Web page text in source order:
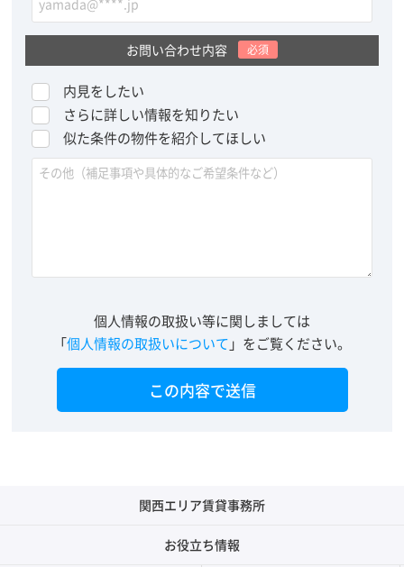
お問い合わせ内容 必須
内見をしたい
さらに詳しい情報を知りたい
似た条件の物件を紹介してほしい
個人情報の取扱い等に関しましては
「個人情報の取扱いについて 」をご覧ください。
関西エリア賃貸事務所
お役立ち情報